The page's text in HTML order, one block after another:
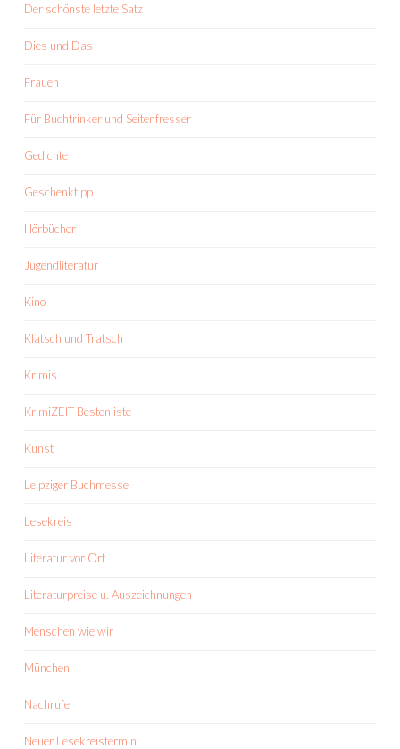
Der schönste letzte Satz
Dies und Das
Frauen
Für Buchtrinker und Seitenfresser
Gedichte
Geschenktipp
Hörbücher
Jugendliteratur
Kino
Klatsch und Tratsch
Krimis
KrimiZEIT-Bestenliste
Kunst
Leipziger Buchmesse
Lesekreis
Literatur vor Ort
Literaturpreise u. Auszeichnungen
Menschen wie wir
München
Nachrufe
Neuer Lesekreistermin